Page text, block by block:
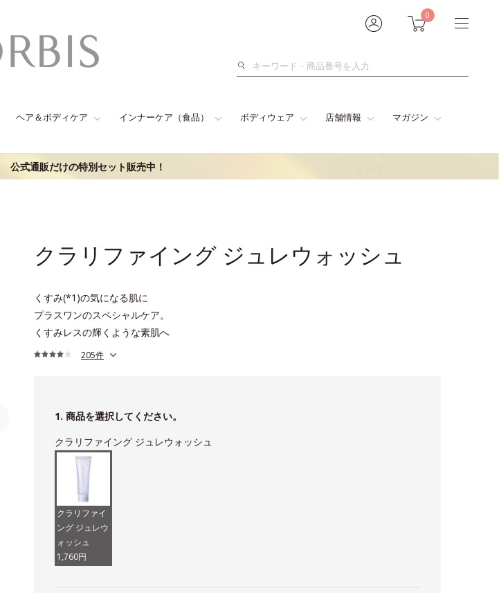
0
検
ヘア＆ボディケア インナーケア（食品） ボディウェア 店舗情報 マガジン
公式通販だけの特別セット販売中！
クラリファイング ジュレウォッシュ
くすみ(*1)の気になる肌に
プラスワンのスペシャルケア。
くすみレスの輝くような素肌へ
205件
1. 商品を選択してください。
クラリファイング ジュレウォッシュ
クラリファイ
ング ジュレウ
ォッシュ
1,760円